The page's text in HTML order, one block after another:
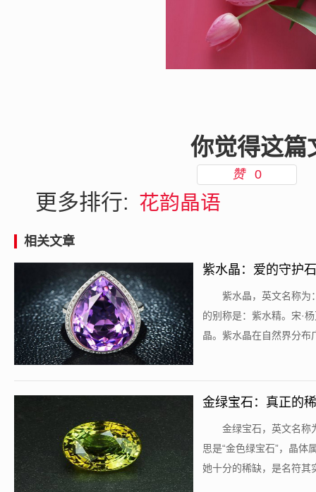
你觉得这篇
赞 0
更多排行: 花韵晶语
相关文章
紫水晶：爱的守护石
紫水晶，英文名称为
的别称是：紫水精。宋·
晶。紫水晶在自然界分布
金绿宝石：真正的
金绿宝石，英文名称
思是“金色绿宝石”，晶
她十分的稀缺，是名符其